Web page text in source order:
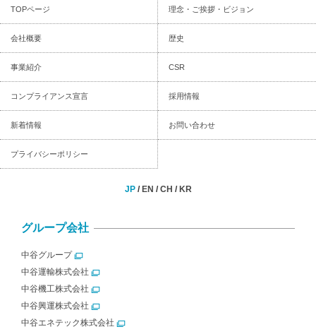
TOPページ 理念・ご挨拶・ビジョン
会社概要 歴史
事業紹介 CSR
コンプライアンス宣言 採用情報
新着情報 お問い合わせ
プライバシーポリシー
JP/ EN /CH / KR
グループ会社
中谷グループ
中谷運輸株式会社
中谷機工株式会社
中谷興運株式会社
中谷エネテック株式会社